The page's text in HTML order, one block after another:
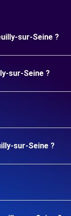
sur-Seine ?
sur-Seine ?
sur-Seine ?